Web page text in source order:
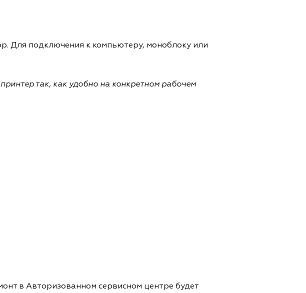
Для подключения к компьютеру, моноблоку или
так, как удобно на конкретном рабочем
в Авторизованном сервисном центре будет